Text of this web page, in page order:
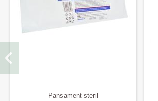
Pansament steril